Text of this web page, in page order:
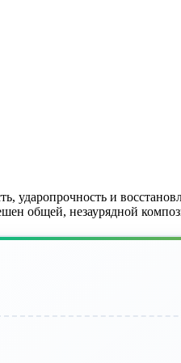
ударопрочность и
общей, незаурядной